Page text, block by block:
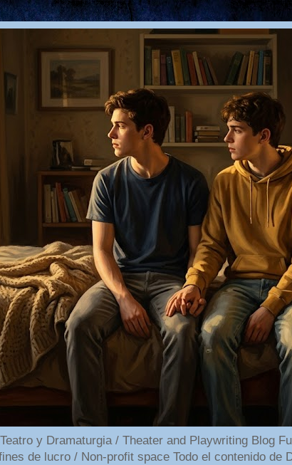
y Dramaturgia / Theater and Playwriting Blog
de lucro / Non-profit space Todo el contenido de